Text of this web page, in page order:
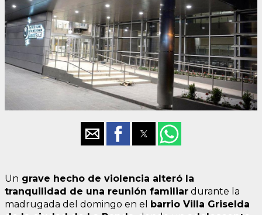
Un grave hecho de violencia alteró la
tranquilidad de una reunión familiar durante la
madrugada del domingo en el barrio Villa Griselda